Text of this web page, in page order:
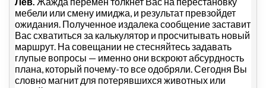
мебели или смену имиджа, и результат превзойдет
ожидания. Полученное издалека сообщение заставит
Вас схватиться за калькулятор и просчитывать новый
маршрут. На совещании не стесняйтесь задавать
глупые вопросы — именно они вскроют абсурдность
плана, который почему-то все одобряли. Сегодня Вы
словно магнит для потерявшихся животных или